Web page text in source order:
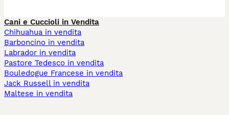
Cani e Cuccioli in Vendita
Chihuahua in vendita
Barboncino in vendita
Labrador in vendita
Pastore Tedesco in vendita
Bouledogue Francese in vendita
Jack Russell in vendita
Maltese in vendita